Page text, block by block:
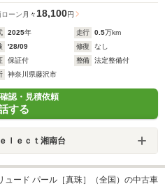
ーン 月々18,100円
2025年 走行 0.5万km
'28/09 修復
なし
保証付 整備
法定整備付
神奈川県藤沢市
認・見積依頼
する
ｌｅｃｔ湘南台
ュード パール［真珠］（全国）の中古車